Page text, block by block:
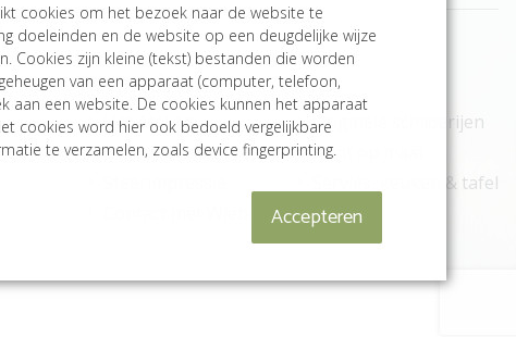
Meer informatie
Het Atelier
Online Museum
Originele schilderijen
Print op maat
Servies, keuken & tafel
cookies om het bezoek naar de website te
doeleinden en de website op een deugdelijke wijze
Cookies zijn kleine (tekst) bestanden die worden
van een apparaat (computer, telefoon,
aan een website. De cookies kunnen het apparaat
cookies word hier ook bedoeld vergelijkbare
te verzamelen, zoals device fingerprinting.
Accepteren